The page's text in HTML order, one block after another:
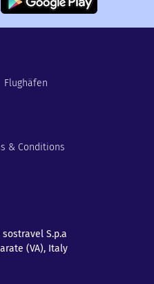
Flughäfen
& Conditions
S.p.a
(VA), Italy